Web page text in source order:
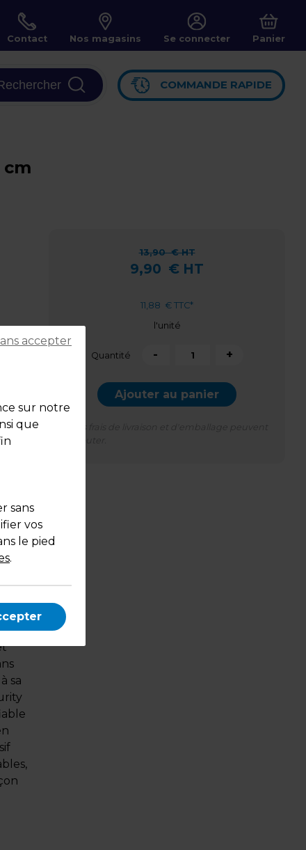
Contact Nos magasins Se connecter Panier
COMMANDE RAPIDE
cm
13,90€ HT
9,90 € HT
11,88 € TTC*
l'unité
Quantité - +
Ajouter au panier
sa
sur notre
que
sans
vos
le pied
.
accepter